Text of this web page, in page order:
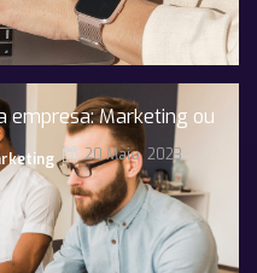
empresa: Marketing ou
20 Maio, 2023